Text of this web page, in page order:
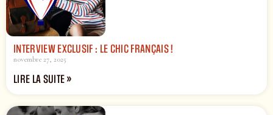
INTERVIEW EXCLUSIF : LE CHIC FRANÇAIS !
novembre 27, 2025
LIRE LA SUITE »